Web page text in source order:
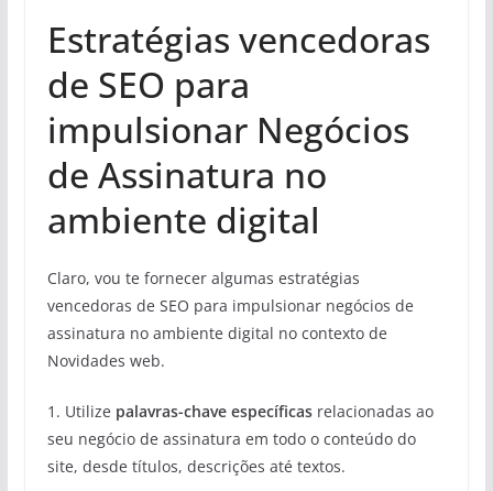
Estratégias vencedoras
de SEO para
impulsionar Negócios
de Assinatura no
ambiente digital
Claro, vou te fornecer algumas estratégias
vencedoras de SEO para impulsionar negócios de
assinatura no ambiente digital no contexto de
Novidades web.
1. Utilize palavras-chave específicasrelacionadas ao
seu negócio de assinatura em todo o conteúdo do
site, desde títulos, descrições até textos.